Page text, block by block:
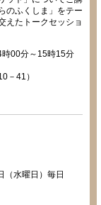
のふくしま」をテー
えたトークセッショ
時00分～15時15分
－41）
水曜日）毎日